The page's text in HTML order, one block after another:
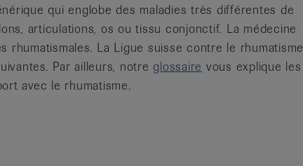
qui englobe des maladies très différentes de
articulations, os ou tissu conjonctif. La médecine
rhumatismales. La Ligue suisse contre le rhumatisme
Par ailleurs, notre glossaire vous explique les
avec le rhumatisme.